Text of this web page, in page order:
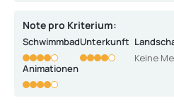
Note pro Kriterium:
Schwimmbad Unterkunft
Keine
Animationen